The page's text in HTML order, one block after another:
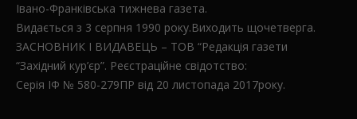
Івано-Франківська тижнева газета.
Видається з 3 серпня 1990 року.Виходить щочетверга.
ЗАСНОВНИК І ВИДАВЕЦЬ – ТОВ “Редакція газети
“Західний кур’єр”. Реєстраційне свідотство:
Серія ІФ № 580-279ПР від 20 листопада 2017року.